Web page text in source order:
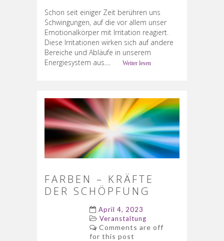
Schon seit einiger Zeit berühren uns
Schwingungen, auf die vor allem unser
Emotionalkörper mit Irritation reagiert.
Diese Irritationen wirken sich auf andere
Bereiche und Abläufe in unserem
Energiesystem aus....
Weiter lesen
FARBEN – KRÄFTE
DER SCHÖPFUNG
April 4, 2023
Veranstaltung
Comments are off
for this post